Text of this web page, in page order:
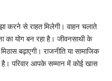
करने से राहत मिलेगी। वाहन चलाते
का योग बन रहा है। जीवनसाथी के
बढ़ाएगी। राजनीति या सामाजिक
परिवार आपके सम्मान में कोई खास